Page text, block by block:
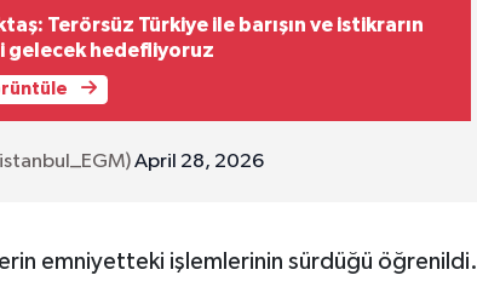
Terörsüz Türkiye ile barışın ve istikrarın
gelecek hedefliyoruz
April 28, 2026
emniyetteki işlemlerinin sürdüğü öğrenildi.